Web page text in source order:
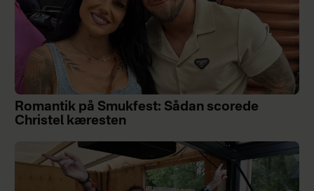
Romantik på Smukfest: Sådan scorede
Christel kæresten